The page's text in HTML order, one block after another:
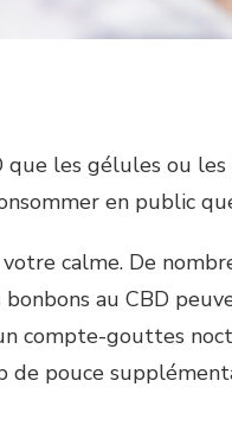
que les gélules ou
en public
calme. De
au CBD
compte-gouttes
de pouce